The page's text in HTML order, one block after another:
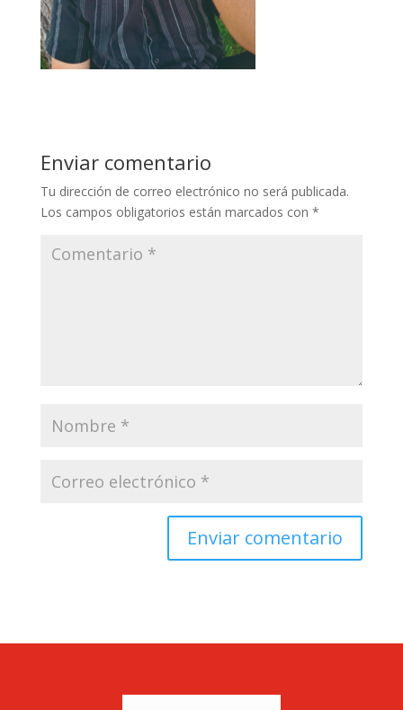
Enviar comentario
Tu dirección de correo electrónico no será publicada.
Los campos obligatorios están marcados con *